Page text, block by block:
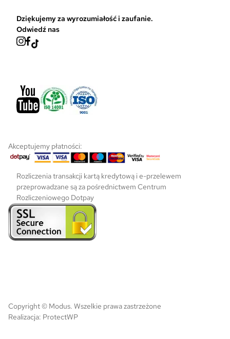
o
Dziękujemy za wyrozumiałość i zaufanie.
Odwiedź nas
Akceptujemy płatności:
Rozliczenia transakcji kartą kredytową i e-przelewem
przeprowadzane są za pośrednictwem Centrum
Rozliczeniowego Dotpay
Copyright © Modus. Wszelkie prawa zastrzeżone
Realizacja: ProtectWP